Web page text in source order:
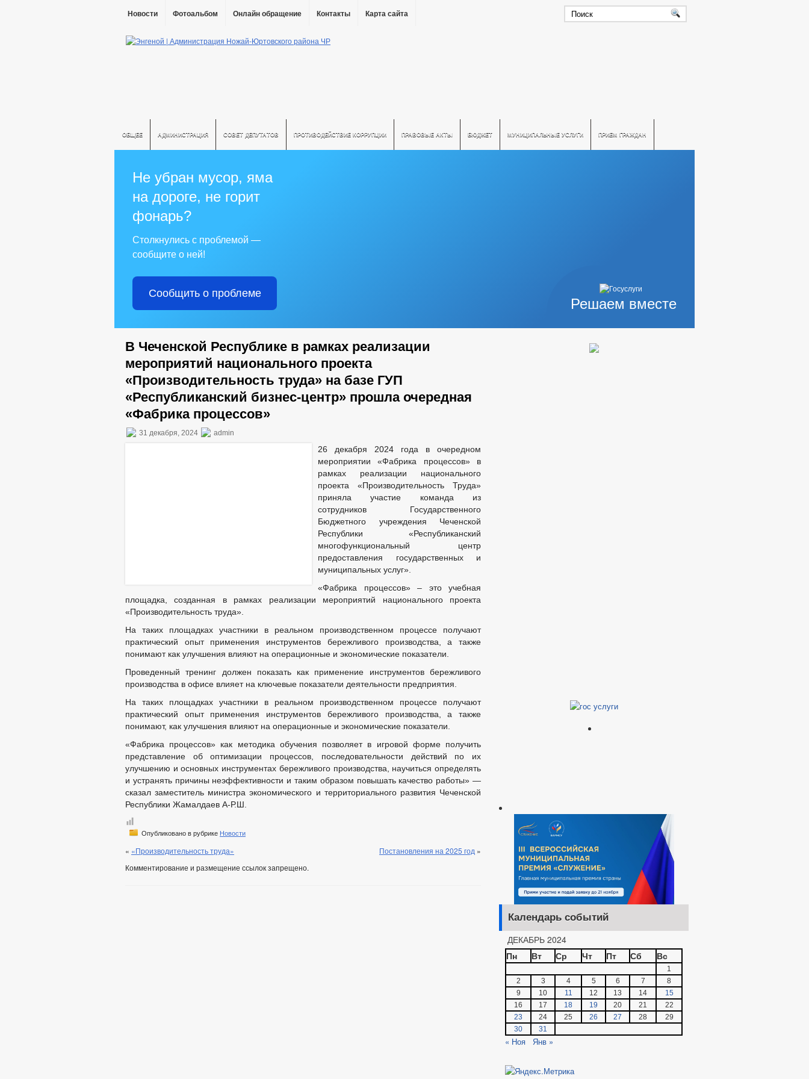
Новости Фотоальбом Онлайн обращение Контакты Карта сайта
ОБЩЕЕ АДМИНИСТРАЦИЯ СОВЕТ ДЕПУТАТОВ ПРОТИВОДЕЙСТВИЕ КОРРУПЦИИ ПРАВОВЫЕ АКТЫ БЮДЖЕТ МУНИЦИПАЛЬНЫЕ УСЛУГИ ПРИЕМ ГРАЖДАН
Решаем вместе
Не убран мусор, яма
на дороге, не горит
фонарь?
Столкнулись с проблемой —
сообщите о ней!
Сообщить о проблеме
В Чеченской Республике в рамках реализации
мероприятий национального проекта
«Производительность труда» на базе ГУП
«Республиканский бизнес-центр» прошла очередная
«Фабрика процессов»
31 декабря, 2024 admin
26 декабря 2024 года в очередном
мероприятии «Фабрика процессов» в
рамках реализации национального
проекта «Производительность Труда»
приняла участие команда из
сотрудников Государственного
Бюджетного учреждения Чеченской
Республики «Республиканский
многофункциональный центр
предоставления государственных и
муниципальных услуг».
«Фабрика процессов» – это учебная
площадка, созданная в рамках реализации мероприятий национального проекта
«Производительность труда».
На таких площадках участники в реальном производственном процессе получают
практический опыт применения инструментов бережливого производства, а также
понимают как улучшения влияют на операционные и экономические показатели.
Проведенный тренинг должен показать как применение инструментов бережливого
производства в офисе влияет на ключевые показатели деятельности предприятия.
На таких площадках участники в реальном производственном процессе получают
практический опыт применения инструментов бережливого производства, а также
понимают, как улучшения влияют на операционные и экономические показатели.
«Фабрика процессов» как методика обучения позволяет в игровой форме получить
представление об оптимизации процессов, последовательности действий по их
улучшению и основных инструментах бережливого производства, научиться определять
и устранять причины неэффективности и таким образом повышать качество работы» —
сказал заместитель министра экономического и территориального развития Чеченской
Республики Жамалдаев А-Р.Ш.
Опубликовано в рубрике Новости
« «Производительность труда» Постановления на 2025 год »
Комментирование и размещение ссылок запрещено.
Календарь событий
ДЕКАБРЬ 2024
Пн
Вт Ср Чт Пт Сб Вс
1
2
3 4 5 6 7
8
9
10 11 12 13 14
15
16
17 18 19 20 21
22
23
24 25 26 27 28
29
30
31
« Ноя Янв »